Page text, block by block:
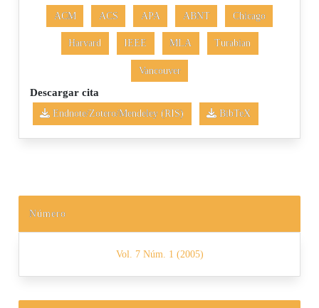
ACM ACS APA ABNT Chicago
Harvard IEEE MLA Turabian
Vancouver
Descargar cita
Endnote/Zotero/Mendeley (RIS) BibTeX
Número
Vol. 7 Núm. 1 (2005)